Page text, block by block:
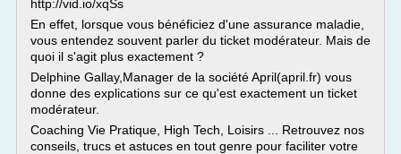
http://vid.io/xqSs
En effet, lorsque vous bénéficiez d'une assurance maladie,
vous entendez souvent parler du ticket modérateur. Mais de
quoi il s'agit plus exactement ?
Delphine Gallay,Manager de la société April(april.fr) vous
donne des explications sur ce qu'est exactement un ticket
modérateur.
Coaching Vie Pratique, High Tech, Loisirs ... Retrouvez nos
conseils, trucs et astuces en tout genre pour faciliter votre